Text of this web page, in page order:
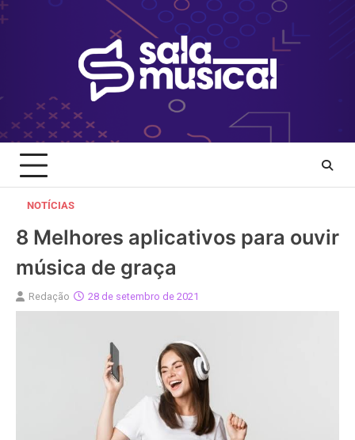
Skip
to
NOTÍCIAS
8 Melhores aplicativos para ouvir
música de graça
Redação 28 de setembro de 2021